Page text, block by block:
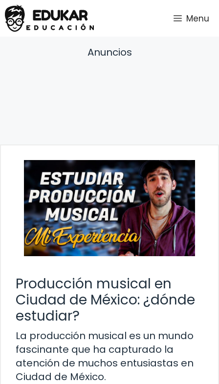
Saltar
al
contenido
Menu
Anuncios
Producción musical en
Ciudad de México: ¿dónde
estudiar?
La producción musical es un mundo
fascinante que ha capturado la
atención de muchos entusiastas en
Ciudad de México.